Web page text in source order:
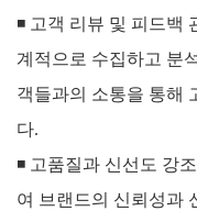
◾ 고객 리뷰 및 피드백
계적으로 수집하고 분
객들과의 소통을 통해
다.
◾ 고품질과 신선도 강
여 브랜드의 신뢰성과